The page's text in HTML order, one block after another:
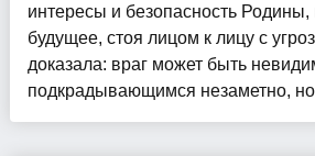
интересы и безопасность
будущее, стоя лицом к лицу с
доказала: враг может быть
подкрадывающимся незаметно, но